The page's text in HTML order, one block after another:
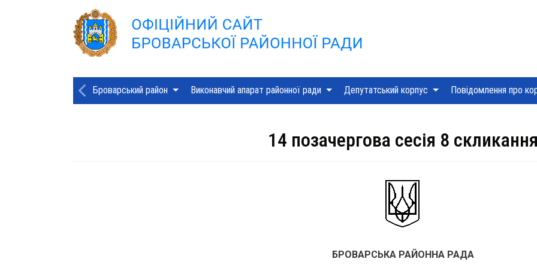
Броварський район Виконавчий апарат районної ради Депутатський корпус Повідомлення про
14 позачергова сесія 8 скликання
БРОВАРСЬКА РАЙОННА РАДА